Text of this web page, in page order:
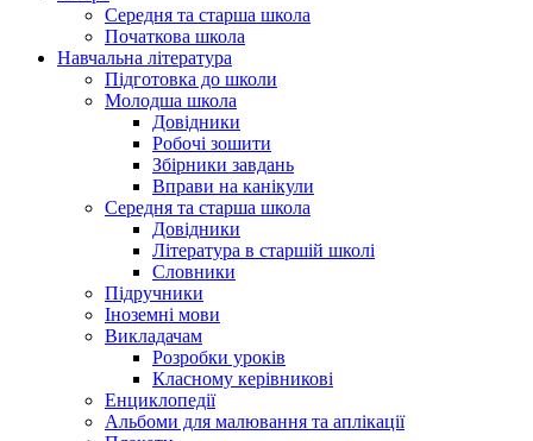
Середня та старша школа
Початкова школа
Навчальна література
Підготовка до школи
Молодша школа
Довідники
Робочі зошити
Збірники завдань
Вправи на канікули
Середня та старша школа
Довідники
Література в старшій школі
Словники
Підручники
Іноземні мови
Викладачам
Розробки уроків
Класному керівникові
Енциклопедії
Альбоми для малювання та аплікації